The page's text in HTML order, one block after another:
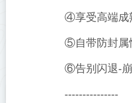
④享受高端成
⑤自带防封属
⑥告别闪退-崩
---------------